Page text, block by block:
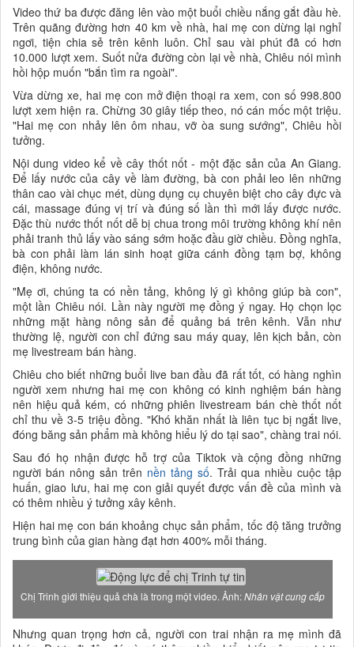
Video thứ ba được đăng lên vào một buổi chiều nắng gắt đầu hè.
Trên quãng đường hơn 40 km về nhà, hai mẹ con dừng lại nghỉ
ngơi, tiện chia sẻ trên kênh luôn. Chỉ sau vài phút đã có hơn
10.000 lượt xem. Suốt nửa đường còn lại về nhà, Chiêu nói mình
hồi hộp muốn "bắn tìm ra ngoài".
Vừa dừng xe, hai mẹ con mở điện thoại ra xem, con số 998.800
lượt xem hiện ra. Chừng 30 giây tiếp theo, nó cán mốc một triệu.
"Hai mẹ con nhảy lên ôm nhau, vỡ òa sung sướng", Chiêu hồi
tưởng.
Nội dung video kể về cây thốt nốt - một đặc sản của An Giang.
Để lấy nước của cây về làm đường, bà con phải leo lên những
thân cao vài chục mét, dùng dụng cụ chuyên biệt cho cây đực và
cái, massage đúng vị trí và đúng số lần thì mới lấy được nước.
Đặc thù nước thốt nốt dễ bị chua trong môi trường không khí nên
phải tranh thủ lấy vào sáng sớm hoặc đầu giờ chiều. Đồng nghĩa,
bà con phải làm lán sinh hoạt giữa cánh đồng tạm bợ, không
điện, không nước.
"Mẹ ơi, chúng ta có nền tảng, không lý gì không giúp bà con",
một lần Chiêu nói. Lần này người mẹ đồng ý ngay. Họ chọn lọc
những mặt hàng nông sản để quảng bá trên kênh. Vẫn như
thường lệ, người con chỉ đứng sau máy quay, lên kịch bản, còn
mẹ livestream bán hàng.
Chiêu cho biết những buổi live ban đầu đã rất tốt, có hàng nghìn
người xem nhưng hai mẹ con không có kinh nghiệm bán hàng
nên hiệu quả kém, có những phiên livestream bán chè thốt nốt
chỉ thu về 3-5 triệu đồng. "Khó khăn nhất là liên tục bị ngắt live,
đóng băng sản phẩm mà không hiểu lý do tại sao", chàng trai nói.
Sau đó họ nhận được hỗ trợ của Tiktok và cộng đồng những
người bán nông sản trên nền tảng số. Trải qua nhiều cuộc tập
huấn, giao lưu, hai mẹ con giải quyết được vấn đề của mình và
có thêm nhiều ý tưởng xây kênh.
Hiện hai mẹ con bán khoảng chục sản phẩm, tốc độ tăng trưởng
trung bình của gian hàng đạt hơn 400% mỗi tháng.
Chị Trinh giới thiệu quả chà là trong một video. Ảnh:Nhân vật cung cấp
Nhưng quan trọng hơn cả, người con trai nhận ra mẹ mình đã